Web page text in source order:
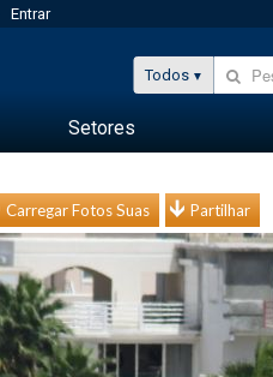
Entrar
Todos
Setores
Carregar Fotos Suas Partilhar